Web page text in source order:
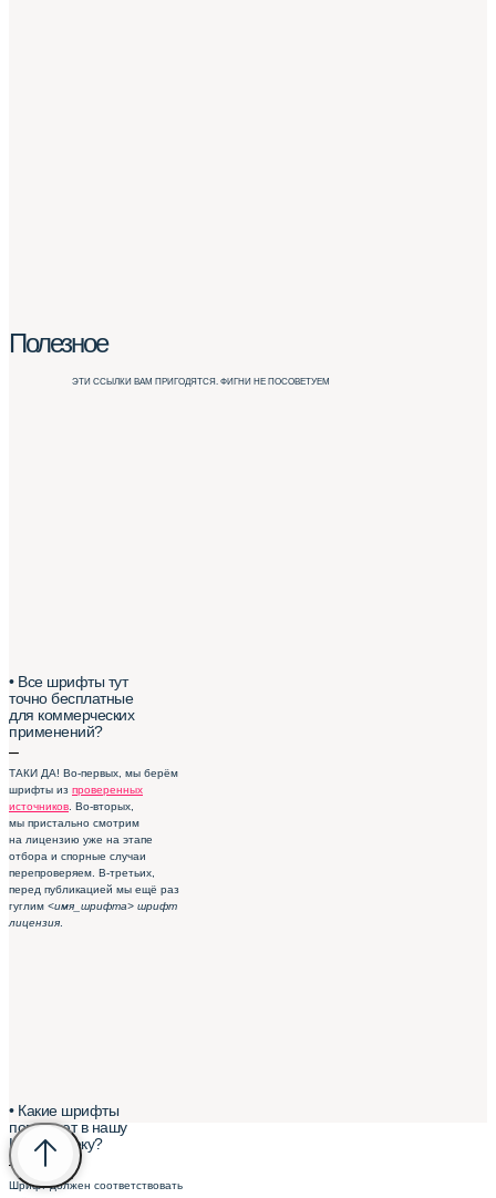
• Все шрифты тут
точно бесплатные
для коммерческих
применений?
–
ТАКИ ДА! Во-первых, мы берём
шрифты из проверенных
источников . Во-вторых,
мы пристально смотрим
на лицензию уже на этапе
отбора и спорные случаи
перепроверяем. В-третьих,
перед публикацией мы ещё раз
гуглим <имя_шрифта> шрифт
лицензия
• Какие шрифты
попадают в нашу
Шрифтотеку?
–
Шрифт должен соответствовать
Полезное
ЭТИ ССЫЛКИ ВАМ ПРИГОДЯТСЯ. ФИГНИ НЕ ПОСОВЕТУЕМ